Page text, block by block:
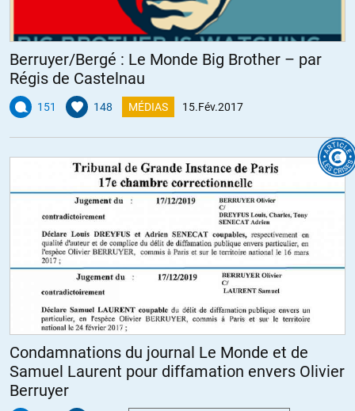
Berruyer/Bergé : Le Monde Big Brother – par
Régis de Castelnau
151 148 MÉDIAS 15.Fév.2017
Condamnations du journal Le Monde et de
Samuel Laurent pour diffamation envers Olivier
Berruyer